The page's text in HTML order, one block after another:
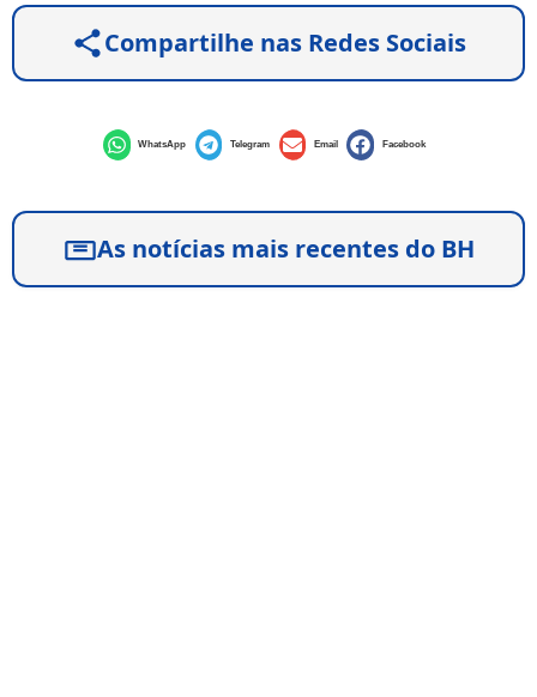
Compartilhe nas Redes Sociais
WhatsApp Telegram Email Facebook
As notícias mais recentes do BH